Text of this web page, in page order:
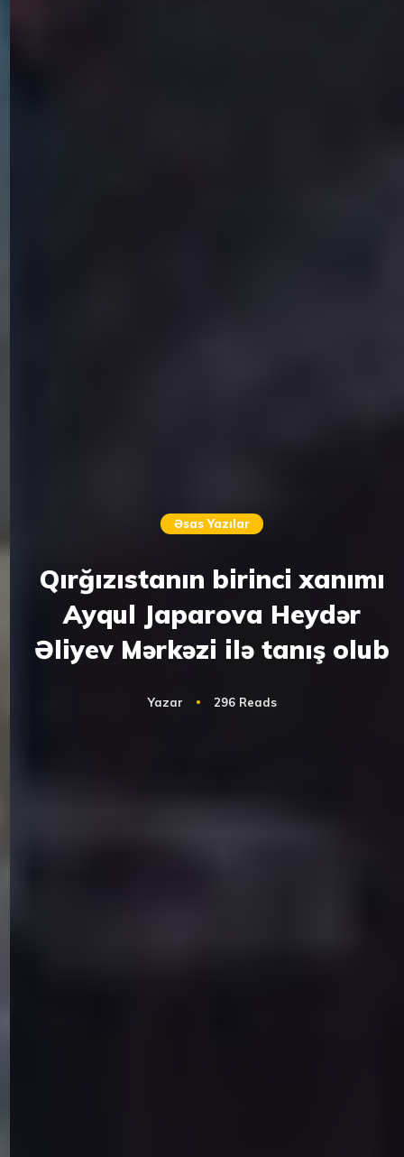
Əsas Yazılar
Qırğızıstanın birinci xanımı
Ayqul Japarova Heydər
Əliyev Mərkəzi ilə tanış olub
Yazar 296 Reads